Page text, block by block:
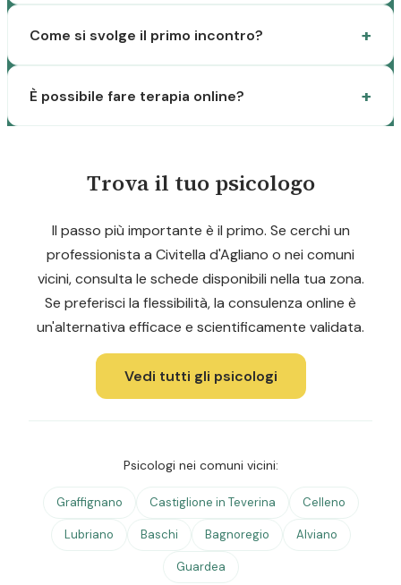
Come si svolge il primo incontro?
È possibile fare terapia online?
Trova il tuo psicologo
Il passo più importante è il primo. Se cerchi un
professionista a Civitella d'Agliano o nei comuni
vicini, consulta le schede disponibili nella tua zona.
Se preferisci la flessibilità, la consulenza online è
un'alternativa efficace e scientificamente validata.
Vedi tutti gli psicologi
Psicologi nei comuni vicini:
Graffignano Castiglione in Teverina Celleno
Lubriano Baschi Bagnoregio Alviano
Guardea